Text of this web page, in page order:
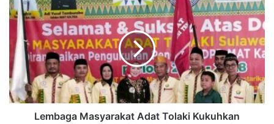
Lembaga Masyarakat Adat Tolaki Kukuhkan